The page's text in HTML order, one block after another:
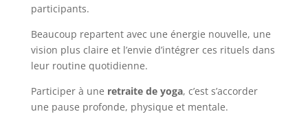
participants.
Beaucoup repartent avec une énergie nouvelle, une
vision plus claire et l’envie d’intégrer ces rituels dans
leur routine quotidienne.
Participer à une retraite de yoga, c’est s’accorder
une pause profonde, physique et mentale.